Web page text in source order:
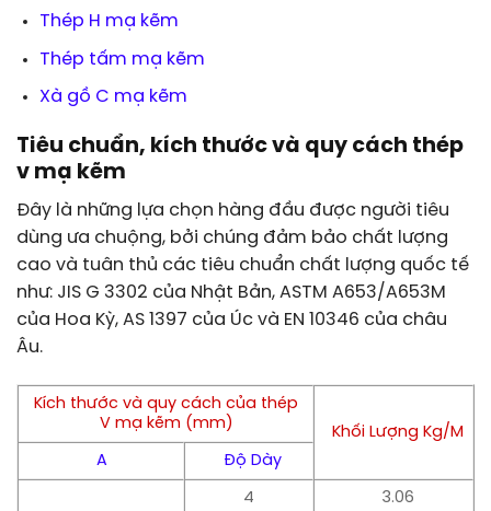
Thép H mạ kẽm
Thép tấm mạ kẽm
Xà gồ C mạ kẽm
Tiêu chuẩn, kích thước và quy cách thép
v mạ kẽm
Đây là những lựa chọn hàng đầu được người tiêu
dùng ưa chuộng, bởi chúng đảm bảo chất lượng
cao và tuân thủ các tiêu chuẩn chất lượng quốc tế
như: JIS G 3302 của Nhật Bản, ASTM A653/A653M
của Hoa Kỳ, AS 1397 của Úc và EN 10346 của châu
Âu.
Kích thước và quy cách của thép
V mạ kẽm (mm)
Khối Lượng Kg/M
A
Độ Dày
4 3.06